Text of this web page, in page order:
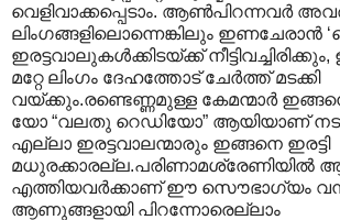
വെളിവാക്കപ്പെടാം. ആണ്‍പിറന്നവര്‍
ലിംഗങ്ങളിലൊന്നെങ്കിലും ഇണചേരാന്‍
ഇരട്ടവാലുകള്‍ക്കിടയ്ക്ക്
മറ്റേ ലിംഗം ദേഹത്തോട് ചേര്‍ത്ത് മടക്കി
വയ്ക്കും.രണ്ടെണ്ണമുള്ള കേമന്മാര്‍
യോ “വലതു റെഡിയോ” ആയിയാണ്
എല്ലാ ഇരട്ടവാലന്മാരും ഇങ്ങനെ ഇരട്ടി
മധുരക്കാരല്ല.പരിണാമശ്രേണിയില്‍
എത്തിയവര്‍ക്കാണ് ഈ സൌഭാഗ്യം
ആണുങ്ങളായി പിറന്നോരെല്ലാം